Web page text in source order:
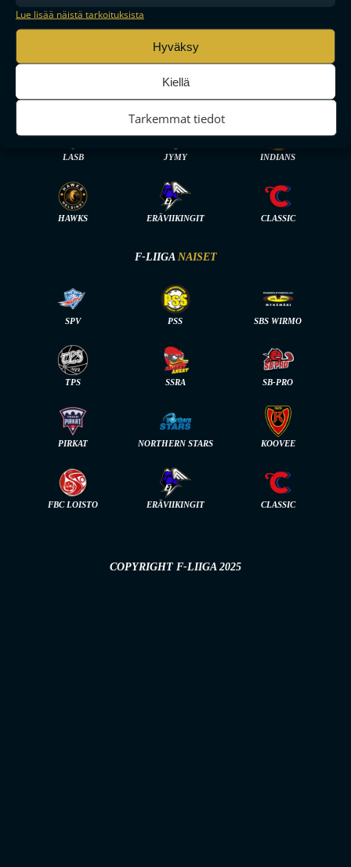
Lue lisää näistä tarkoituksista
Hyväksy
Kiellä
Tarkemmat tiedot
LASB JYMY INDIANS
HAWKS ERÄVIIKINGIT CLASSIC
F-LIIGA NAISET
SPV PSS SBS WIRMO
TPS SSRA SB-PRO
PIRKAT NORTHERN STARS KOOVEE
FBC LOISTO ERÄVIIKINGIT CLASSIC
COPYRIGHT F-LIIGA 2025